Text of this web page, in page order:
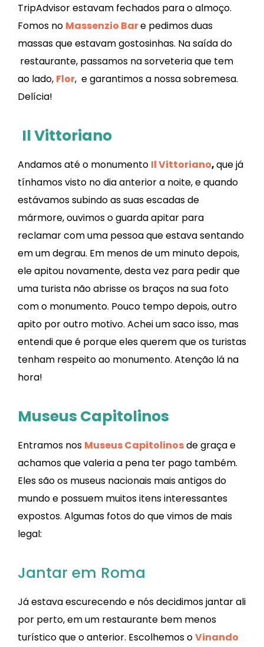
TripAdvisor estavam fechados para o almoço.
Fomos no Massenzio Bare pedimos duas
massas que estavam gostosinhas. Na saída do
restaurante, passamos na sorveteria que tem
ao lado, Flor, e garantimos a nossa sobremesa.
Delícia!
Il Vittoriano
Andamos até o monumento Il Vittoriano,que já
tínhamos visto no dia anterior a noite, e quando
estávamos subindo as suas escadas de
mármore, ouvimos o guarda apitar para
reclamar com uma pessoa que estava sentando
em um degrau. Em menos de um minuto depois,
ele apitou novamente, desta vez para pedir que
uma turista não abrisse os braços na sua foto
com o monumento. Pouco tempo depois, outro
apito por outro motivo. Achei um saco isso, mas
entendi que é porque eles querem que os turistas
tenham respeito ao monumento. Atenção lá na
hora!
Museus Capitolinos
Entramos nos Museus Capitolinosde graça e
achamos que valeria a pena ter pago também.
Eles são os museus nacionais mais antigos do
mundo e possuem muitos itens interessantes
expostos. Algumas fotos do que vimos de mais
legal:
Jantar em Roma
Já estava escurecendo e nós decidimos jantar ali
por perto, em um restaurante bem menos
turístico que o anterior. Escolhemos oVinando